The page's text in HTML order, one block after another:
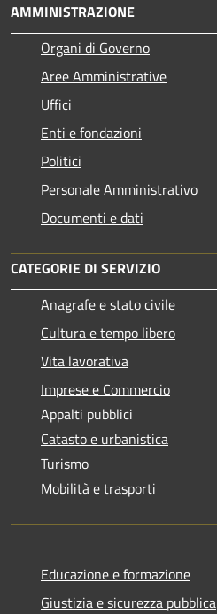
AMMINISTRAZIONE
Organi di Governo
Aree Amministrative
Uffici
Enti e fondazioni
Politici
Personale Amministrativo
Documenti e dati
CATEGORIE DI SERVIZIO
Anagrafe e stato civile
Cultura e tempo libero
Vita lavorativa
Imprese e Commercio
Appalti pubblici
Catasto e urbanistica
Turismo
Mobilità e trasporti
Educazione e formazione
Giustizia e sicurezza pubblica